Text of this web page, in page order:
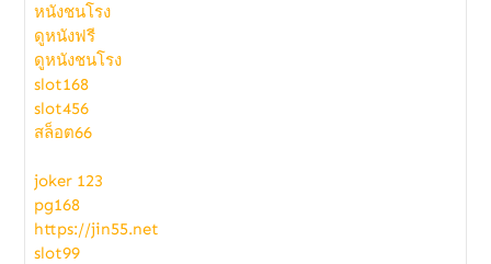
หนังชนโรง
ดูหนังฟรี
ดูหนังชนโรง
slot168
slot456
สล็อต66
joker 123
pg168
https://jin55.net
slot99